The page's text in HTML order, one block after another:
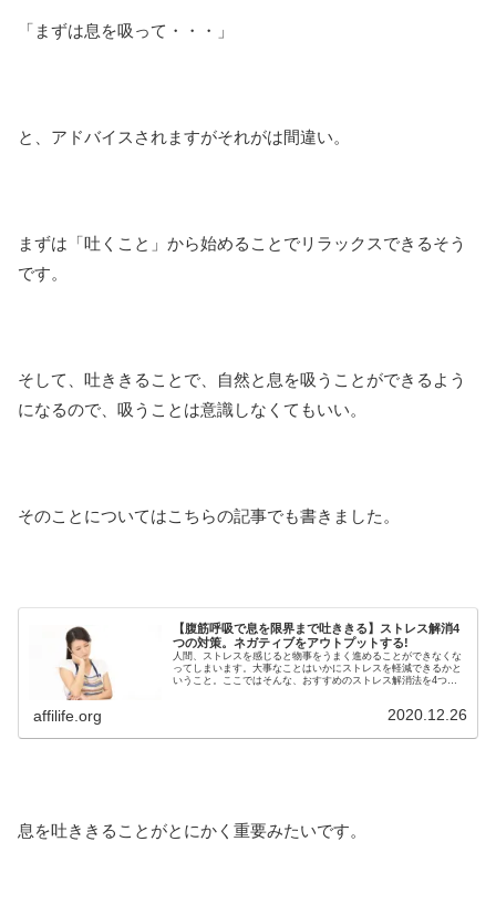
「まずは息を吸って・・・」
と、アドバイスされますがそれがは間違い。
まずは「吐くこと」から始めることでリラックスできるそう
です。
そして、吐ききることで、自然と息を吸うことができるよう
になるので、吸うことは意識しなくてもいい。
そのことについてはこちらの記事でも書きました。
【腹筋呼吸で息を限界まで吐ききる】ストレス解消4
つの対策。ネガティブをアウトプットする!
人間、ストレスを感じると物事をうまく進めることができなくな
ってしまいます。大事なことはいかにストレスを軽減できるかと
いうこと。ここではそんな、おすすめのストレス解消法を4つご
affilife.org 2020.12.26
息を吐ききることがとにかく重要みたいです。